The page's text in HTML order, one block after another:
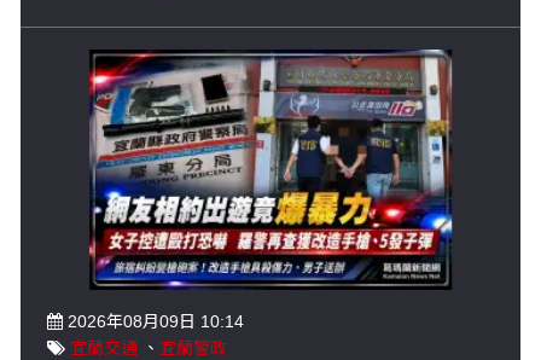
2026年08月09日 10:14
宜蘭交通 、 宜蘭警政